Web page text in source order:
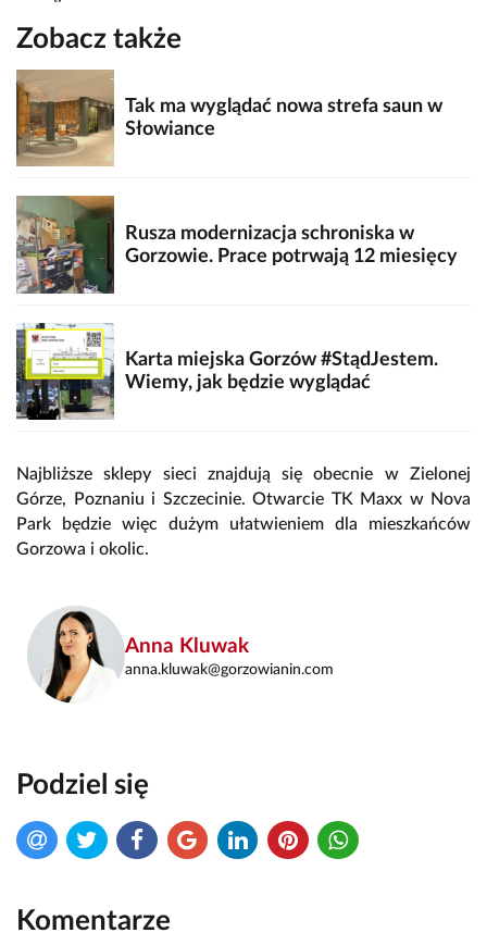
Zobacz także
Tak ma wyglądać nowa strefa saun w
Słowiance
Rusza modernizacja schroniska w
Gorzowie. Prace potrwają 12 miesięcy
Karta miejska Gorzów #StądJestem.
Wiemy, jak będzie wyglądać
Najbliższe sklepy sieci znajdują się obecnie w Zielonej
Górze, Poznaniu i Szczecinie. Otwarcie TK Maxx w Nova
Park będzie więc dużym ułatwieniem dla mieszkańców
Gorzowa i okolic.
Anna Kluwak
anna.kluwak@gorzowianin.com
Podziel się
Komentarze